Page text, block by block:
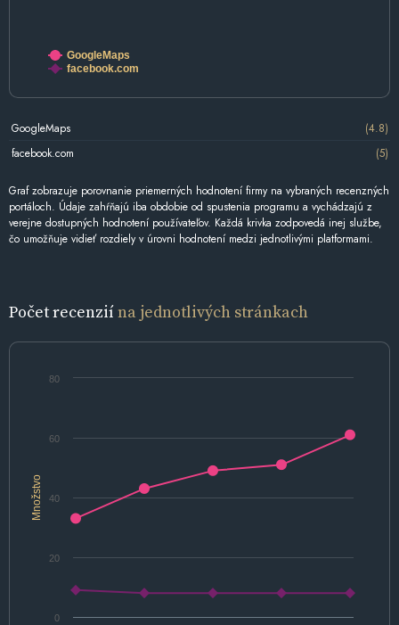
GoogleMaps
facebook.com
GoogleMaps
(4.8)
facebook.com
(5)
Graf zobrazuje porovnanie priemerných hodnotení firmy na vybraných recenzných
portáloch. Údaje zahŕňajú iba obdobie od spustenia programu a vychádzajú z
verejne dostupných hodnotení používateľov. Každá krivka zodpovedá inej službe,
čo umožňuje vidieť rozdiely v úrovni hodnotení medzi jednotlivými platformami.
Počet recenziína jednotlivých stránkach
Množstvo
0
20
40
60
80